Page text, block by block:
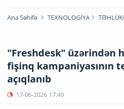
Ana Səhifə TEXNOLOGİYA
"Freshdesk" üzərindən
fişinq kampaniyasının
açıqlanıb
17-06-2026 17:49